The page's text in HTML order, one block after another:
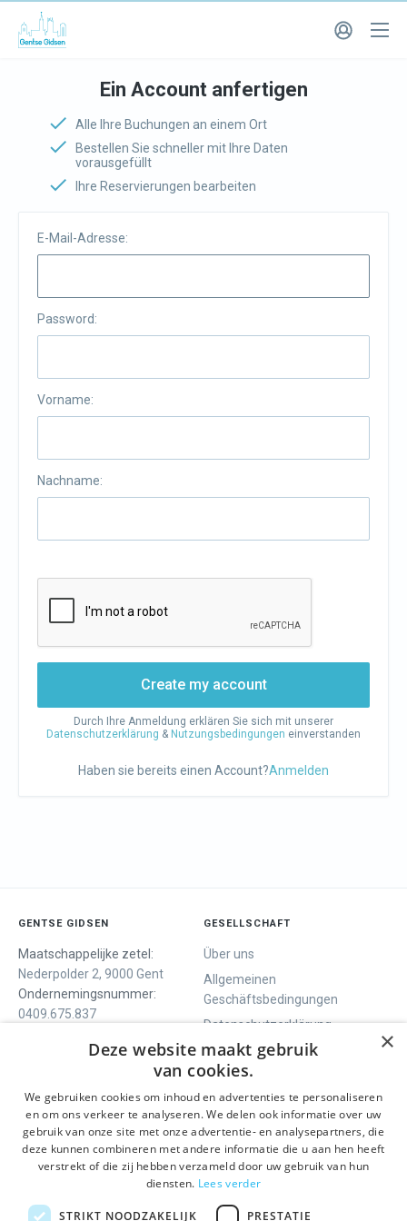
Ein Account anfertigen
Alle Ihre Buchungen an einem Ort
Bestellen Sie schneller mit Ihre Daten
vorausgefüllt
Ihre Reservierungen bearbeiten
E-Mail-Adresse:
Password:
Vorname:
Nachname:
Create my account
Durch Ihre Anmeldung erklären Sie sich mit unserer
Datenschutzerklärung & Nutzungsbedingungen einverstanden
Haben sie bereits einen Account?Anmelden
GENTSE GIDSEN
Maatschappelijke zetel:
Nederpolder 2, 9000 Gent
Ondernemingsnummer:
0409.675.837
GESELLSCHAFT
Über uns
Allgemeinen
Geschäftsbedingungen
Datenschutzerklärung
Contact
WIR BIETEN
Geführte Tour
Tagesprogramm
Aktivitäten
SOCIALS
Facebook
Instagram
LinkedIn
×
Deze website maakt gebruik
van cookies.
We gebruiken cookies om inhoud en advertenties te personaliseren
en om ons verkeer te analyseren. We delen ook informatie over uw
gebruik van onze site met onze advertentie- en analysepartners, die
deze kunnen combineren met andere informatie die u aan hen heeft
verstrekt of die zij hebben verzameld door uw gebruik van hun
diensten. Lees verder
STRIKT NOODZAKELIJK PRESTATIE